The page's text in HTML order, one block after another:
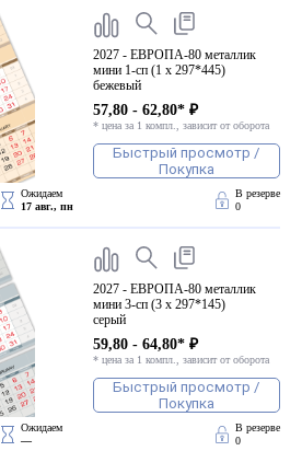
2027 - ЕВРОПА-80 металлик
мини 1-сп (1 х 297*445)
бежевый
57,80 - 62,80* ₽
* цена за 1 компл., зависит от оборота
Быстрый просмотр /
Покупка
Ожидаем
17 авг., пн
В резерве
0
2027 - ЕВРОПА-80 металлик
мини 3-сп (3 х 297*145)
серый
59,80 - 64,80* ₽
* цена за 1 компл., зависит от оборота
Быстрый просмотр /
Покупка
Ожидаем
—
В резерве
0